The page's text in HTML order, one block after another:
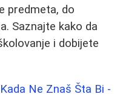
predmeta, do
Saznajte kako da
i dobijete
Ne Znaš Šta Bi -